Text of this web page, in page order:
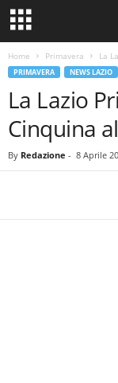
Home Primavera La
PRIMAVERA NEWS LAZIO
La Lazio
Cinquina
By Redazione - 8 Aprile